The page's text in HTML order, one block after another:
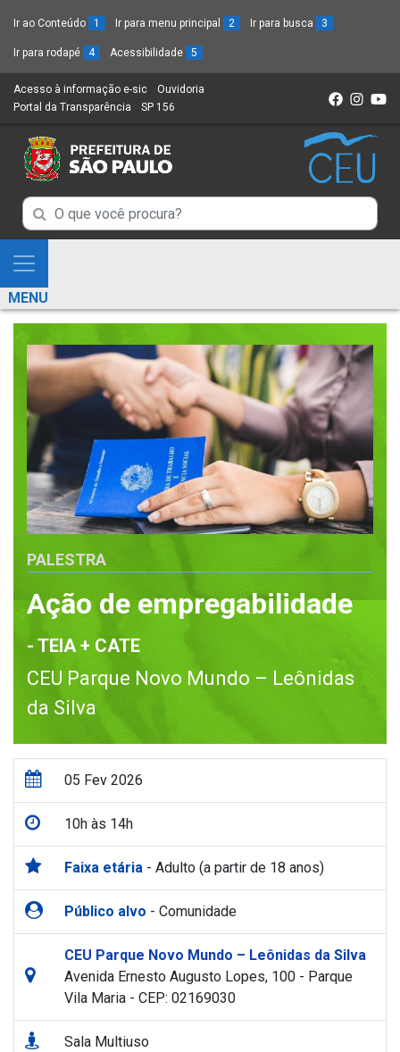
Ir ao Conteúdo 1 Ir para menu principal 2 Ir para busca 3
Ir para rodapé 4 Acessibilidade 5
Acesso à informação e-sic (Link
para
novo
sítio)
Ouvidoria
Portal da Transparência (Link
um
novo
SP 156
Campo
de
Busca
de
informações
Campo
de
de
informações
Mostra
e
Esconde
Menu
MENU
PALESTRA
Ação de empregabilidade
- TEIA + CATE
CEU Parque Novo Mundo – Leônidas
da Silva
05 Fev 2026
10h às 14h
Faixa etária - Adulto (a partir de 18 anos)
Público alvo - Comunidade
CEU Parque Novo Mundo – Leônidas da Silva
Avenida Ernesto Augusto Lopes, 100 - Parque
Vila Maria - CEP: 02169030
Sala Multiuso